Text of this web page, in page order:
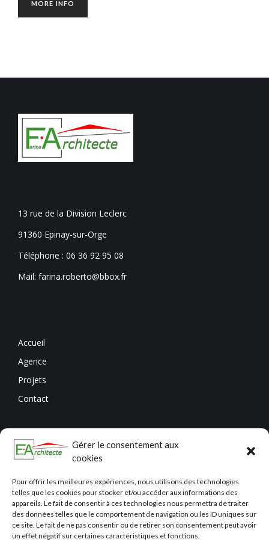
Gérer le consentement aux
cookies
Pour offrir les meilleures expériences, nous utilisons des technologies
telles que les cookies pour stocker et/ou accéder aux informations des
appareils. Le fait de consentir à ces technologies nous permettra de traiter
des données telles que le comportement de navigation ou les ID uniques sur
ce site. Le fait de ne pas consentir ou de retirer son consentement peut avoir
un effet négatif sur certaines caractéristiques et fonctions.
MORE INFO
13 rue de la Division Leclerc
91360 Epinay-sur-Orge
Téléphone : 06 36 92 95 08
Mail: farina.roberto@bbox.fr
Accueil
Agence
Projets
Contact